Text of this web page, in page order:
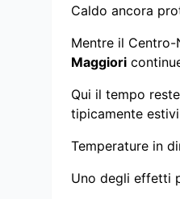
Caldo ancora
Mentre il
Maggiori
Qui il tempo
tipicamente
Temperature in
Uno degli effetti